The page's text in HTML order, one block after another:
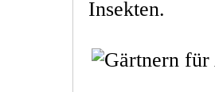
Insekten.